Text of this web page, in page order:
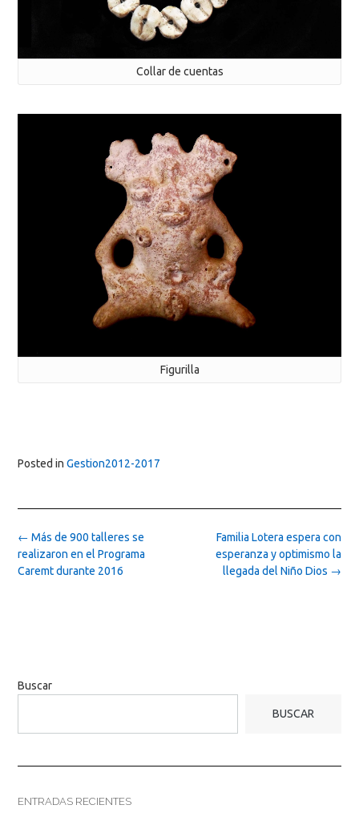
Collar de cuentas
Figurilla
Posted in Gestion2012-2017
Post
navigation
Familia Lotera espera con
esperanza y optimismo la
llegada del Niño Dios →
← Más de 900 talleres se
realizaron en el Programa
Caremt durante 2016
Buscar
BUSCAR
ENTRADAS RECIENTES